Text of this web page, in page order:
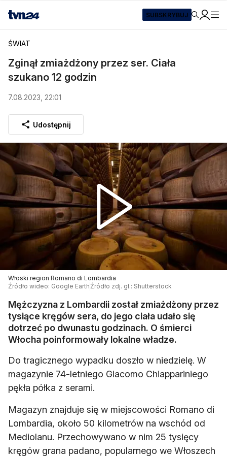
SUBSKRYBUJ
ŚWIAT
Zginął zmiażdżony przez ser. Ciała
szukano 12 godzin
7.08.2023, 22:01
Udostępnij
Włoski region Romano di Lombardia
Źródło wideo: Google EarthŹródło zdj. gł.: Shutterstock
Mężczyzna z Lombardii został zmiażdżony przez
tysiące kręgów sera, do jego ciała udało się
dotrzeć po dwunastu godzinach. O śmierci
Włocha poinformowały lokalne władze.
Do tragicznego wypadku doszło w niedzielę. W
magazynie 74-letniego Giacomo Chiappariniego
pękła półka z serami.
Magazyn znajduje się w miejscowości Romano di
Lombardia, około 50 kilometrów na wschód od
Mediolanu. Przechowywano w nim 25 tysięcy
kręgów grana padano, popularnego we Włoszech